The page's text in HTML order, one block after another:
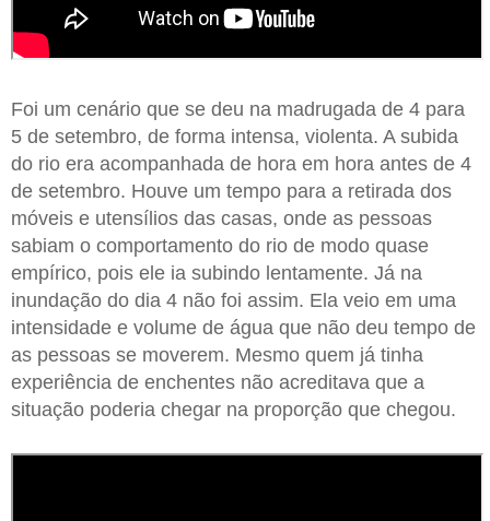
Foi um cenário que se deu na madrugada de 4 para
5 de setembro, de forma intensa, violenta. A subida
do rio era acompanhada de hora em hora antes de 4
de setembro. Houve um tempo para a retirada dos
móveis e utensílios das casas, onde as pessoas
sabiam o comportamento do rio de modo quase
empírico, pois ele ia subindo lentamente. Já na
inundação do dia 4 não foi assim. Ela veio em uma
intensidade e volume de água que não deu tempo de
as pessoas se moverem. Mesmo quem já tinha
experiência de enchentes não acreditava que a
situação poderia chegar na proporção que chegou.